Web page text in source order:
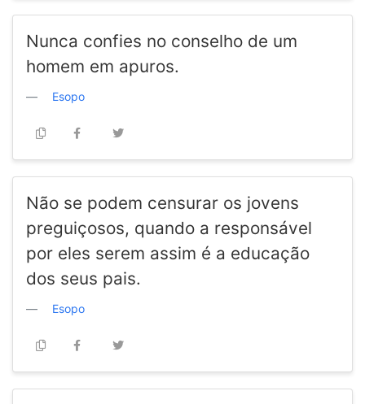
Nunca confies no conselho de um
homem em apuros.
Esopo
Não se podem censurar os jovens
preguiçosos, quando a responsável
por eles serem assim é a educação
dos seus pais.
Esopo